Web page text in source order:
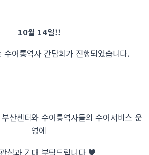
10월 14일!!
수어통역사 간담회가 진행되었습니다.
산센터와 수어통역사들의 수어서비스 운
영에
심과 기대 부탁드립니다 ♥